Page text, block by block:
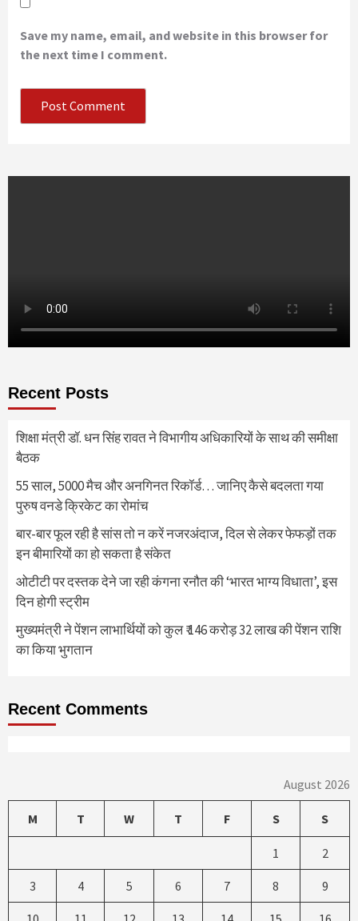
Save my name, email, and website in this browser for
the next time I comment.
Recent Posts
शिक्षा मंत्री डॉ. धन सिंह रावत ने विभागीय अधिकारियों के साथ की समीक्षा
बैठक
55 साल, 5000 मैच और अनगिनत रिकॉर्ड… जानिए कैसे बदलता गया
पुरुष वनडे क्रिकेट का रोमांच
बार-बार फूल रही है सांस तो न करें नजरअंदाज, दिल से लेकर फेफड़ों तक
इन बीमारियों का हो सकता है संकेत
ओटीटी पर दस्तक देने जा रही कंगना रनौत की ‘भारत भाग्य विधाता’, इस
दिन होगी स्ट्रीम
मुख्यमंत्री ने पेंशन लाभार्थियों को कुल ₹ 146 करोड़ 32 लाख की पेंशन राशि
का किया भुगतान
Recent Comments
August 2026
M T W T F S S
1 2
3 4 5 6 7 8 9